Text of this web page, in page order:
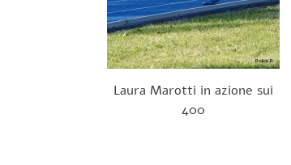
Laura Marotti in azione sui
400